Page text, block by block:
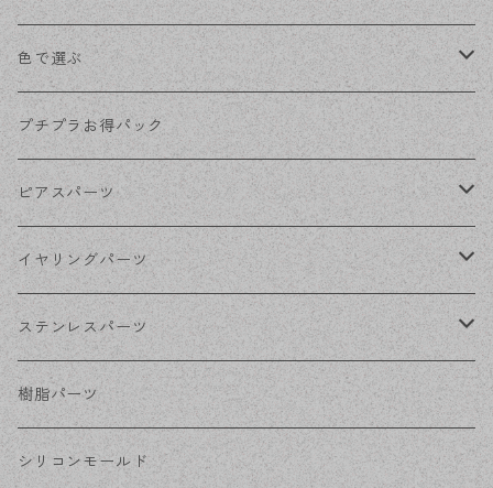
色で選ぶ
KCゴールド
ゴールド
シルバー
ホワイトシルバー
ステンレス・シルバー
ステンレス・ゴールド
プチプラお得パック
ピアスパーツ
ポストピアス
フックピアス
その他ピアス
イヤリングパーツ
ネジばねイヤリング
クリップイヤリング
ノンホールピアス
ステンレスパーツ
ステンレスピアス
ステンレスイヤリング
樹脂パーツ
シリコンモールド